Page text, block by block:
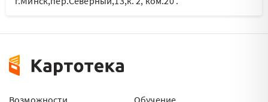
Возможности
Обучение